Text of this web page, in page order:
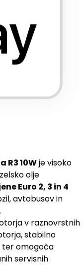
R3 10Wje visoko
olje
Euro 2, 3 in 4
avtobusov in
v raznovrstnih
stabilno
ter omogoča
servisnih